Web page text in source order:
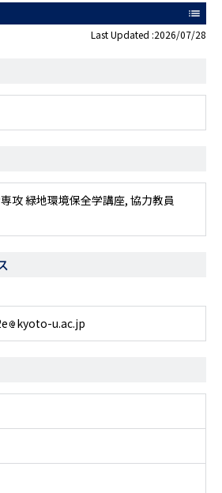
list
Last Updated :2026/07/28
攻 緑地環境保全学講座, 協力教員
kyoto-u.ac.jp